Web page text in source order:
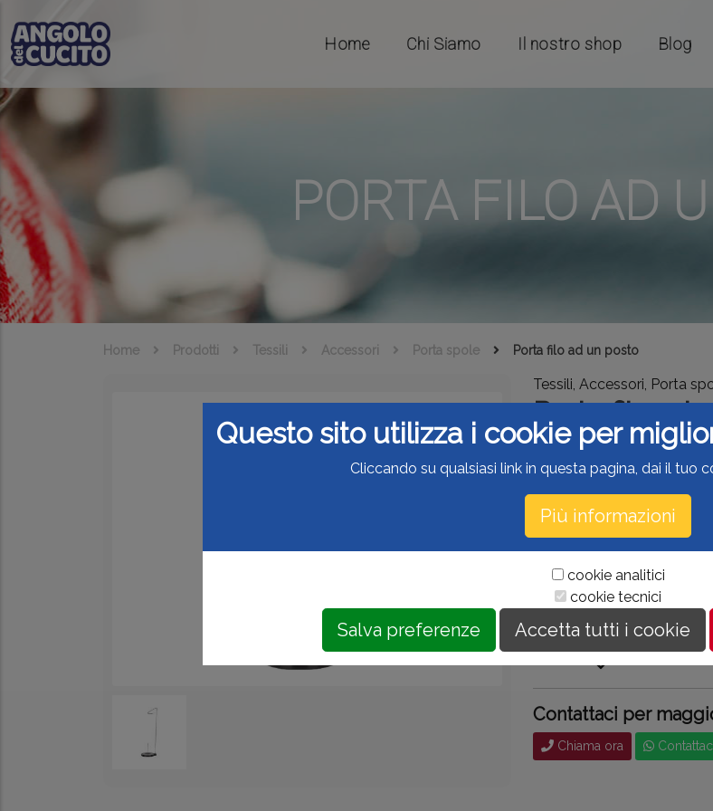
Home Chi Siamo Il nostro shop Blog
PORTA FILO AD
Home Prodotti Tessili Accessori Porta spole Porta filo ad un posto
Tessili, Accessori, Porta
Porta filo ad
Marca: Altro
€ 12,90 € 9,90
Porta filo ad un posto per
29
Contattaci per
Chiama ora
Questo sito utilizza i cookie per
Cliccando su qualsiasi link in questa pagina, dai il tuo
Più informazioni
cookie analitici
cookie tecnici
Salva preferenze Accetta tutti i cookie